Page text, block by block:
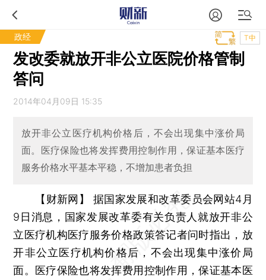
政经 T中
发改委就放开非公立医院价格管制
答问
2014年04月09日 15:35
放开非公立医疗机构价格后，不会出现集中涨价局
面。医疗保险也将发挥费用控制作用，保证基本医疗
服务价格水平基本平稳，不增加患者负担
【财新网】
据国家发展和改革委员会网站4月
9日消息，国家发展改革委有关负责人就放开非公
立医疗机构医疗服务价格政策答记者问时指出，放
开非公立医疗机构价格后，不会出现集中涨价局
面。医疗保险也将发挥费用控制作用，保证基本医